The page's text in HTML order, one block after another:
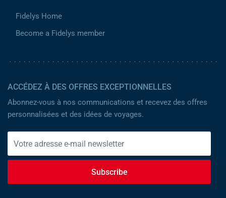
Fidelys Home
Become a Fidelys member
ACCÉDEZ À DES OFFRES EXCEPTIONNELLES
Abonnez-vous à nos communications et recevez des offres
personnalisées et des idées de voyages.
Subscribe